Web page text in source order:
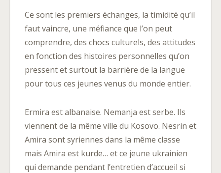
Ce sont les premiers échanges, la timidité qu’il
faut vaincre, une méfiance que l’on peut
comprendre, des chocs culturels, des attitudes
en fonction des histoires personnelles qu’on
pressent et surtout la barrière de la langue
pour tous ces jeunes venus du monde entier.
Ermira est albanaise. Nemanja est serbe. Ils
viennent de la même ville du Kosovo. Nesrin et
Amira sont syriennes dans la même classe
mais Amira est kurde… et ce jeune ukrainien
qui demande pendant l’entretien d’accueil si